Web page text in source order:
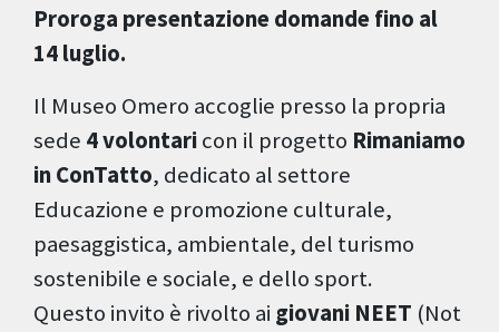
Proroga presentazione domande fino al
14 luglio.
Il Museo Omero accoglie presso la propria
sede 4 volontaricon il progetto Rimaniamo
in ConTatto, dedicato al settore
Educazione e promozione culturale,
paesaggistica, ambientale, del turismo
sostenibile e sociale, e dello sport.
Questo invito è rivolto ai giovani NEET (Not